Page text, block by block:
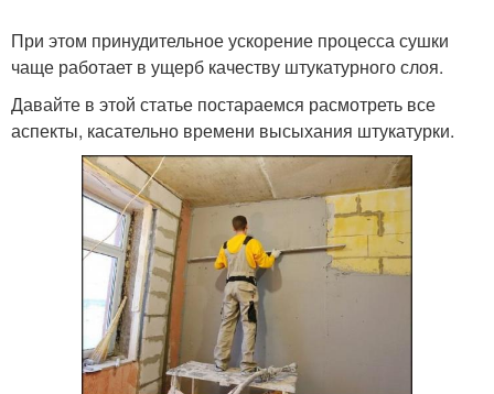
поверхностях
зависимости
Штукатурка в
помещении
При этом принудительное ускорение процесса сушки
чаще работает в ущерб качеству штукатурного слоя.
Давайте в этой статье постараемся расмотреть все
аспекты, касательно времени высыхания штукатурки.